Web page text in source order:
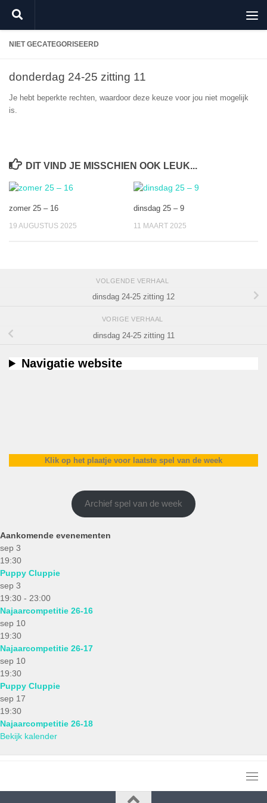
Doorgaan naar inhoud
NIET GECATEGORISEERD
donderdag 24-25 zitting 11
Je hebt beperkte rechten, waardoor deze keuze voor jou niet mogelijk
is.
DIT VIND JE MISSCHIEN OOK LEUK...
zomer 25 – 16
19 AUGUSTUS 2025
dinsdag 25 – 9
11 MAART 2025
VOLGENDE VERHAAL
dinsdag 24-25 zitting 12
VORIGE VERHAAL
dinsdag 24-25 zitting 11
Navigatie website
Klik op het plaatje voor laatste spel van de week
Archief spel van de week
Aankomende evenementen
sep 3
19:30
Puppy Cluppie
sep 3
19:30 - 23:00
Najaarcompetitie 26-16
sep 10
19:30
Najaarcompetitie 26-17
sep 10
19:30
Puppy Cluppie
sep 17
19:30
Najaarcompetitie 26-18
Bekijk kalender